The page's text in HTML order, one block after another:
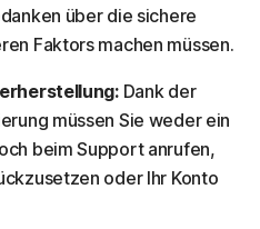
über die sichere
Faktors machen müssen.
Dank der
müssen Sie weder ein
beim Support anrufen,
oder Ihr Konto